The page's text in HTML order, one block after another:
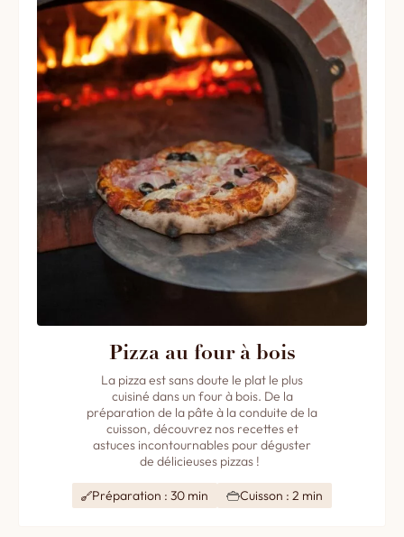
Pizza au four à bois
La pizza est sans doute le plat le plus
cuisiné dans un four à bois. De la
préparation de la pâte à la conduite de la
cuisson, découvrez nos recettes et
astuces incontournables pour déguster
de délicieuses pizzas !
Préparation : 30 min Cuisson : 2 min